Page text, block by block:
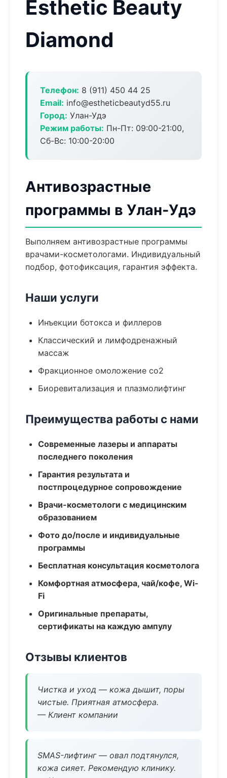
Esthetic Beauty
Diamond
Телефон: 8 (911) 450 44 25
Email: info@estheticbeautyd55.ru
Город: Улан-Удэ
Режим работы: Пн-Пт: 09:00-21:00,
Сб-Вс: 10:00-20:00
Антивозрастные
программы в Улан-Удэ
Выполняем антивозрастные программы
врачами-косметологами. Индивидуальный
подбор, фотофиксация, гарантия эффекта.
Наши услуги
Инъекции ботокса и филлеров
Классический и лимфодренажный
массаж
Фракционное омоложение co2
Биоревитализация и плазмолифтинг
Преимущества работы с нами
Современные лазеры и аппараты
последнего поколения
Гарантия результата и
постпроцедурное сопровождение
Врачи-косметологи с медицинским
образованием
Фото до/после и индивидуальные
программы
Бесплатная консультация косметолога
Комфортная атмосфера, чай/кофе, Wi-
Fi
Оригинальные препараты,
сертификаты на каждую ампулу
Отзывы клиентов
Чистка и уход — кожа дышит, поры
чистые. Приятная атмосфера.
— Клиент компании
SMAS-лифтинг — овал подтянулся,
кожа сияет. Рекомендую клинику.